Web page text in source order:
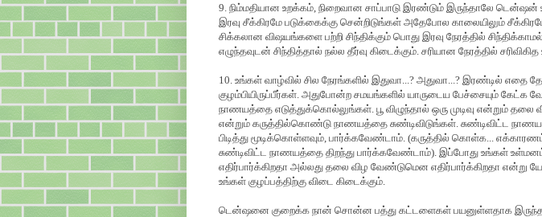
9. நிம்மதியான உறக்கம், நிறைவான சாப்பாடு இரண்டும் இருந்தாலே
இரவு சீக்கிரமே படுக்கைக்கு சென்றிடுங்கள் அதேபோல காலையிலும்
சிக்கலான விஷயங்களை பற்றி சிந்திக்கும் பொது இரவு நேரத்தில்
எழுந்தவுடன் சிந்தித்தால் நல்ல தீர்வு கிடைக்கும். சரியான நேரத்தில்
10. உங்கள் வாழ்வில் சில நேரங்களில் இதுவா...? அதுவா...? இரண்டில் எதை
குழம்பியிருப்பீர்கள். அதுபோன்ற சமயங்களில் யாருடைய பேச்சையும் கேட்க
நாணயத்தை எடுத்துக்கொல்லுங்கள். பூ விழுந்தால் ஒரு முடிவு என்றும் தலை
என்றும் கருத்தில்கொண்டு நாணயத்தை சுண்டிவிடுங்கள். சுண்டிவிட்ட
பிடித்து மூடிக்கொள்ளவும், பார்க்கவேண்டாம். (கருத்தில் கொள்க...
சுண்டிவிட்ட நாணயத்தை திறந்து பார்க்கவேண்டாம்). இப்போது உங்கள்
எதிர்பார்க்கிறதா அல்லது தலை விழ வேண்டுமென எதிர்பார்க்கிறதா என்று
உங்கள் குழப்பத்திற்கு விடை கிடைக்கும்.
டென்ஷனை குறைக்க நான் சொன்ன பத்து கட்டளைகள் பயனுள்ளதாக